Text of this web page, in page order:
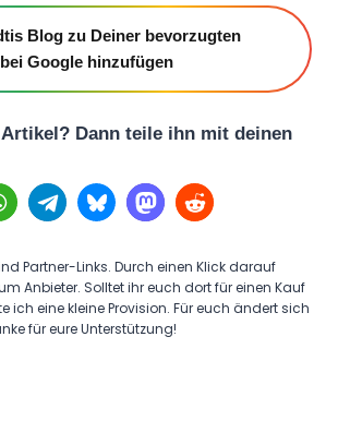
Blog zu Deiner bevorzugten
Google hinzufügen
Dann teile ihn mit deinen
Partner-Links. Durch einen Klick darauf
Anbieter. Solltet ihr euch dort für einen Kauf
ich eine kleine Provision. Für euch ändert sich
für eure Unterstützung!